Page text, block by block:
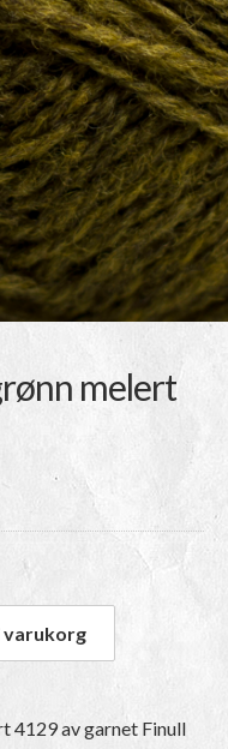
melert
melert mängd
varukorg
4129av garnet Finull